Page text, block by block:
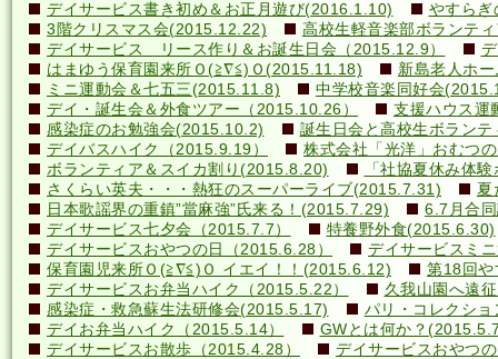
デイサービス書き初め＆お正月遊び(2016.1.10)
やすら
3階クリスマス会(2015.12.22)
高校生軽音楽部ボランテ
デイサービス リース作り＆お誕生日会（2015.12.9）
はまゆう保育園来所Ｏ(≧∇≦)Ｏ(2015.11.18)
新島老人ホ
ミニ運動会＆七五三(2015.11.8)
中学校音楽同好会
デイ・誕生会＆外食ツアー（2015.10.26）
支援ハウス運
感染症のお勉強会(2015.10.2)
誕生日会と高校生ボラン
デイバスハイク（2015.9.19）
株式会社「光洋」おむつ
ボランティア＆スイカ割り(2015.8.20)
「社協夏休み体
さくらい英夫・・・熱狂のスーパーライブ(2015.7.31)
夏
日本歌謡界の重鎮”當麻強”氏来る！(2015.7.29)
6.7月合
デイサービス七夕会（2015.7.7）
特養野外食(2015.6.30)
デイサービスおやつの日（2015.6.28）
デイサービスミ
保育園児来所Ｏ(≧∇≦)Ｏ イエイ！！(2015.6.12)
第18回
デイサービスお弁当ハイク（2015.5.22）
久我山園へ遠
感染症・救急蘇生法研修会(2015.5.17)
パリ・コレクシ
デイお弁当ハイク（2015.5.14）
GWとは何か？
デイサービスお散歩（2015.4.28）
デイサービスおやつ